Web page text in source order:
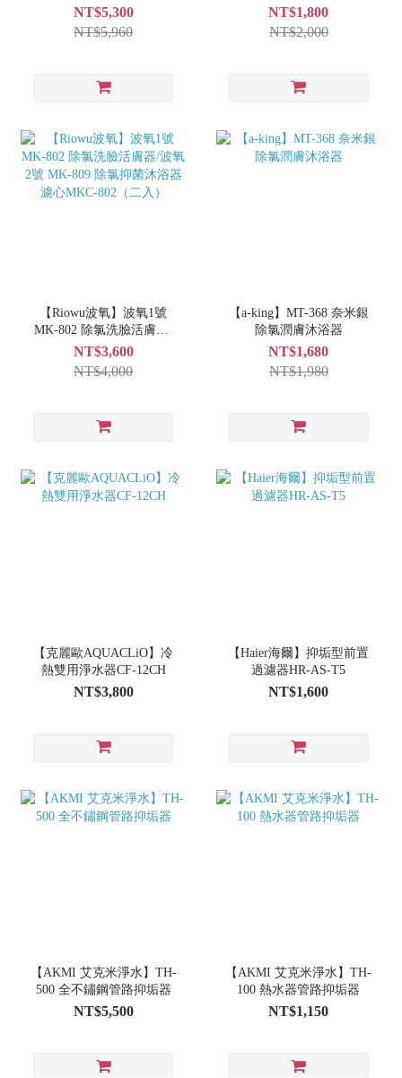
（兩入組）
NT$5,300
NT$5,960
波氧2號 MK-809 除氯抑菌
沐浴器濾心MKC-802（一
入）
NT$1,800
NT$2,000
【Riowu波氧】波氧1號
MK-802 除氯洗臉活膚器/
波氧2號 MK-809 除氯抑菌
沐浴器濾心MKC-802（二
入）
NT$3,600
NT$4,000
【a-king】MT-368 奈米銀
除氯潤膚沐浴器
NT$1,680
NT$1,980
【克麗歐AQUACLiO】冷
熱雙用淨水器CF-12CH
NT$3,800
【Haier海爾】抑垢型前置
過濾器HR-AS-T5
NT$1,600
【AKMI 艾克米淨水】TH-
500 全不鏽鋼管路抑垢器
NT$5,500
【AKMI 艾克米淨水】TH-
100 熱水器管路抑垢器
NT$1,150